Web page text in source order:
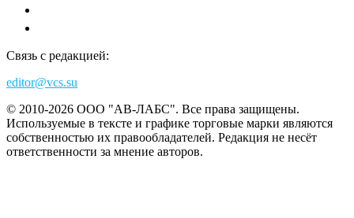
Связь с редакцией:
editor@vcs.su
© 2010-2026 ООО "АВ-ЛАБС". Все права защищены.
Используемые в тексте и графике торговые марки являются
собственностью их правообладателей. Редакция не несёт
ответственности за мнение авторов.